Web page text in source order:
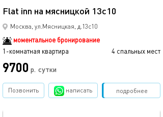
Flat inn на мясницкой 13с10
Москва, ул.Мясницкая, д.13с10
моментальное бронирование
1-комнатная квартира
4 спальных мест
9700 р. сутки
подробнее
Позвонить написать Забронировать